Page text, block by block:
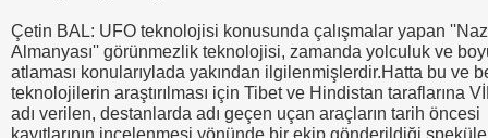
Çetin BAL: UFO teknolojisi konusunda çalışmalar yapan
Almanyası'' görünmezlik teknolojisi, zamanda yolculuk ve
atlaması konularıylada yakından ilgilenmişlerdir.Hatta bu ve
teknolojilerin araştırılması için Tibet ve Hindistan taraflarına
adı verilen, destanlarda adı geçen uçan araçların tarih öncesi
kayıtlarının incelenmesi yönünde bir ekip gönderildiği speküle